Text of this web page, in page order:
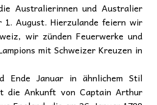
Australierinnen und Australier
August. Hierzulande feiern wir
wir zünden Feuerwerke und
mit Schweizer Kreuzen in
Ende Januar in ähnlichem Stil
die Ankunft von Captain Arthur